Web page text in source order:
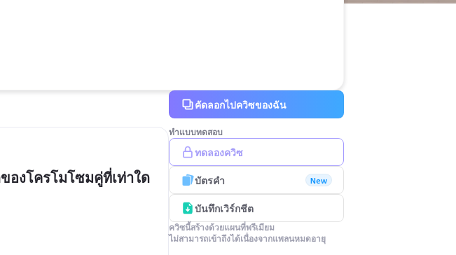
คัดลอกไปควิซของฉัน
ทำแบบทดสอบ
ทดลองควิซ
บัตรคำ New
บันทึกเวิร์กชีต
ควิซนี้สร้างด้วยแผนที่พรีเมียม
ไม่สามารถเข้าถึงได้เนื่องจากแพลนหมดอายุ